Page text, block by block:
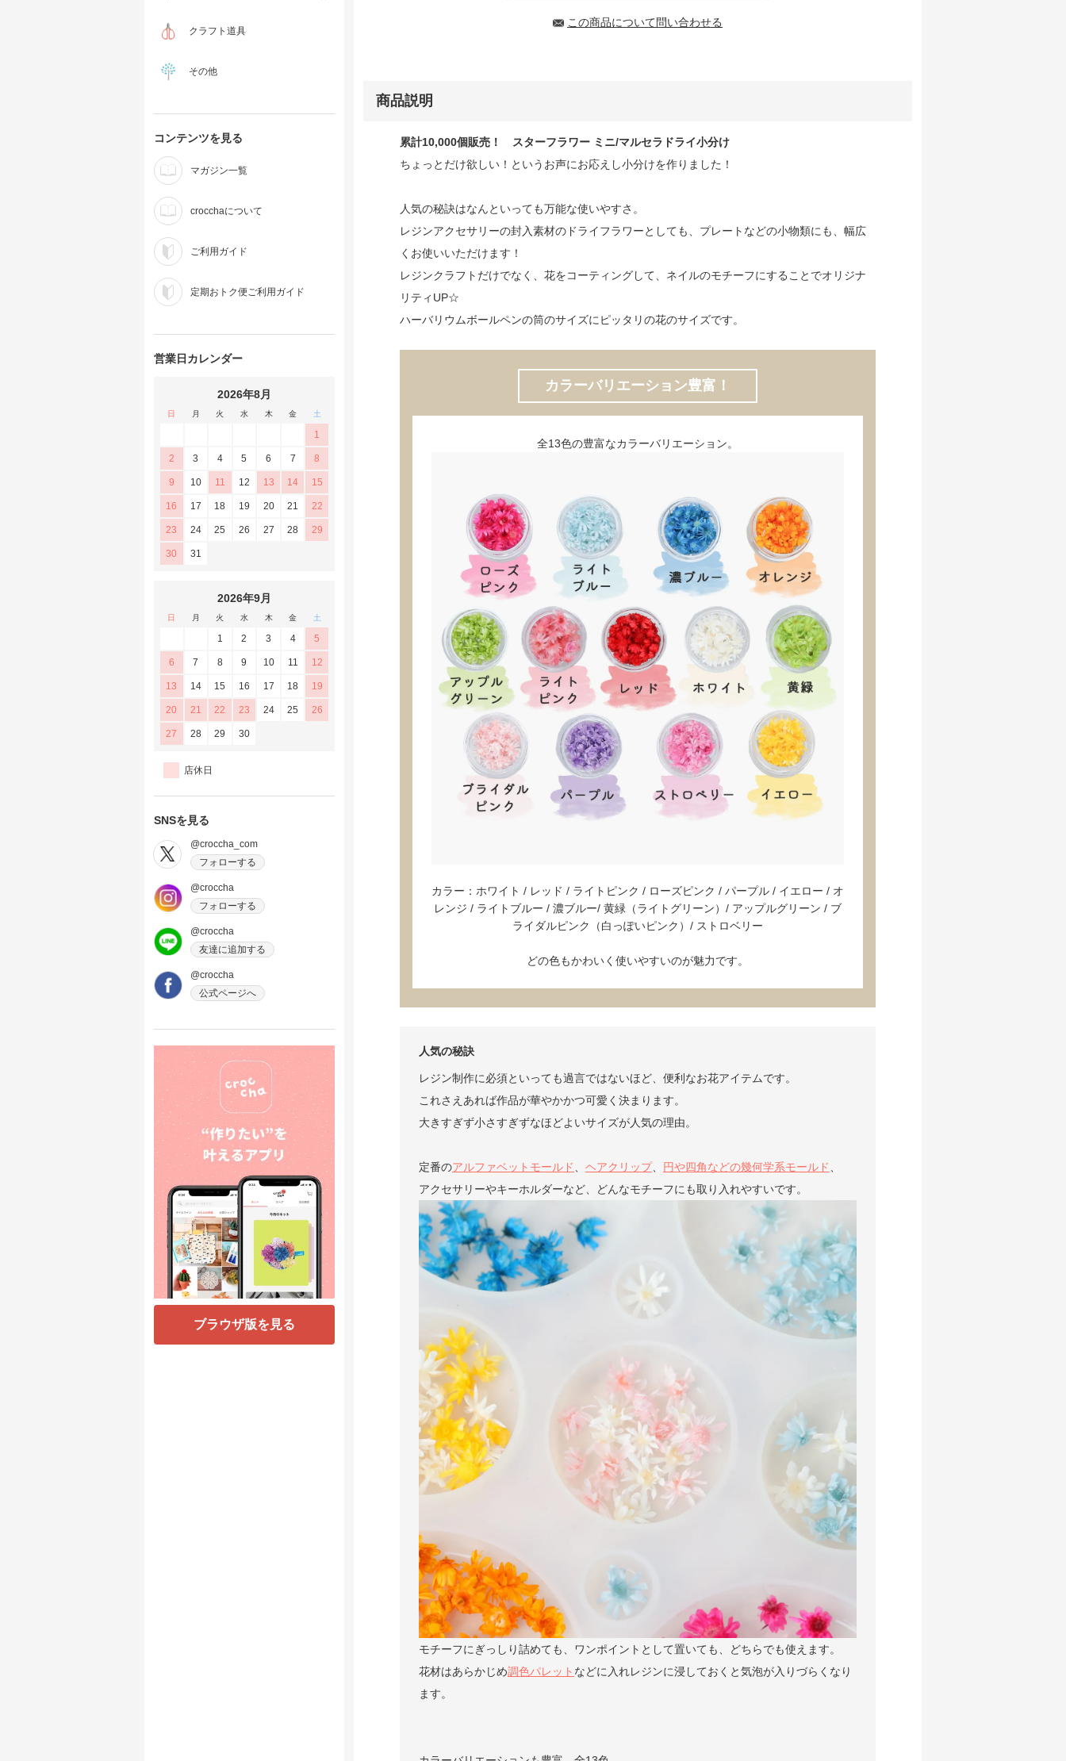
クラフト道具
その他
コンテンツを見る
マガジン一覧
crocchaについて
ご利用ガイド
定期おトク便ご利用ガイド
営業日カレンダー
2026年8月
日 月 火 水 木 金 土
1
2 3 4 5 6 7 8
9 10 11 12 13 14 15
16 17 18 19 20 21 22
23 24 25 26 27 28 29
30 31
2026年9月
日 月 火 水 木 金 土
1 2 3 4 5
6 7 8 9 10 11 12
13 14 15 16 17 18 19
20 21 22 23 24 25 26
27 28 29 30
店休日
SNSを見る
@croccha_com
フォローする
@croccha
フォローする
@croccha
友達に追加する
@croccha
公式ページへ
ブラウザ版を見る
この商品について問い合わせる
商品説明
累計10,000個販売！ スターフラワー ミニ/マルセラドライ小分け
ちょっとだけ欲しい！というお声にお応えし小分けを作りました！
人気の秘訣はなんといっても万能な使いやすさ。
レジンアクセサリーの封入素材のドライフラワーとしても、プレートなどの小物類にも、幅広
くお使いいただけます！
レジンクラフトだけでなく、花をコーティングして、ネイルのモチーフにすることでオリジナ
リティUP☆
ハーバリウムボールペンの筒のサイズにピッタリの花のサイズです。
カラーバリエーション豊富！
全13色の豊富なカラーバリエーション。
カラー：ホワイト / レッド / ライトピンク / ローズピンク / パープル / イエロー / オ
レンジ / ライトブルー / 濃ブルー/ 黄緑（ライトグリーン）/ アップルグリーン / ブ
ライダルピンク（白っぽいピンク）/ ストロベリー
どの色もかわいく使いやすいのが魅力です。
人気の秘訣
レジン制作に必須といっても過言ではないほど、便利なお花アイテムです。
これさえあれば作品が華やかかつ可愛く決まります。
大きすぎず小さすぎずなほどよいサイズが人気の理由。
定番のアルファベットモールド ヘアクリップ、 円や四角などの幾何学系モールド
アクセサリーやキーホルダーなど、どんなモチーフにも取り入れやすいです。
モチーフにぎっしり詰めても、ワンポイントとして置いても、どちらでも使えます。
花材はあらかじめ調色パレット などに入れレジンに浸しておくと気泡が入りづらくなり
ます。